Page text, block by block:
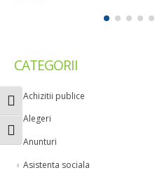
Toggle High Contrast
Toggle Font size
CATEGORII
Achizitii publice
Alegeri
Anunturi
Asistenta sociala